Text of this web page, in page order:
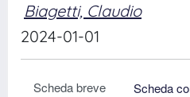
Biagetti, Claudio
2024-01-01
Scheda breve
Scheda